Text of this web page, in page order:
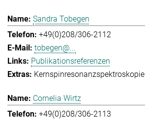
Sandra Tobegen
+49(0)208/306-2112
tobegen@...
Publikationsreferenzen
Kernspinresonanzspektroskopie
Cornelia Wirtz
+49(0)208/306-2113